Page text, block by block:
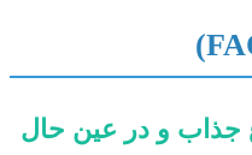
جذاب و در عین حال